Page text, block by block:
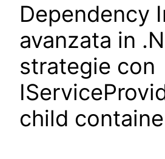
Dependency
avanzata in
strategie con
child